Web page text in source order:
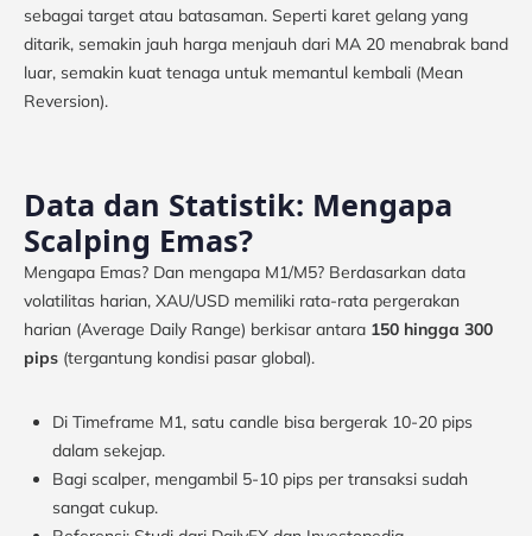
sebagai target atau batasaman. Seperti karet gelang yang
ditarik, semakin jauh harga menjauh dari MA 20 menabrak band
luar, semakin kuat tenaga untuk memantul kembali (Mean
Reversion).
Data dan Statistik: Mengapa
Scalping Emas?
Mengapa Emas? Dan mengapa M1/M5? Berdasarkan data
volatilitas harian, XAU/USD memiliki rata-rata pergerakan
harian (Average Daily Range) berkisar antara 150 hingga 300
pips (tergantung kondisi pasar global).
Di Timeframe M1, satu candle bisa bergerak 10-20 pips
dalam sekejap.
Bagi scalper, mengambil 5-10 pips per transaksi sudah
sangat cukup.